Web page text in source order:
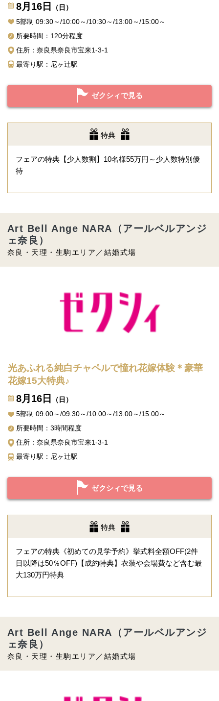
8月16日
（日）
5部制 09:30～/10:00～/10:30～/13:00～/15:00～
所要時間：120分程度
住所：奈良県奈良市宝来1-3-1
最寄り駅：尼ヶ辻駅
ゼクシィで見る
特典
フェアの特典【少人数割】10名様55万円～少人数特別優
待
奈良・天理・生駒エリア／結婚式場
Art Bell Ange NARA（アールベルアンジ
ェ奈良）
光あふれる純白チャペルで憧れ花嫁体験＊豪華
花嫁15大特典♪
8月16日
（日）
5部制 09:00～/09:30～/10:00～/13:00～/15:00～
所要時間：3時間程度
住所：奈良県奈良市宝来1-3-1
最寄り駅：尼ヶ辻駅
ゼクシィで見る
特典
フェアの特典《初めての見学予約》挙式料全額OFF(2件
目以降は50％OFF)【成約特典】衣装や会場費など含む最
大130万円特典
奈良・天理・生駒エリア／結婚式場
Art Bell Ange NARA（アールベルアンジ
ェ奈良）